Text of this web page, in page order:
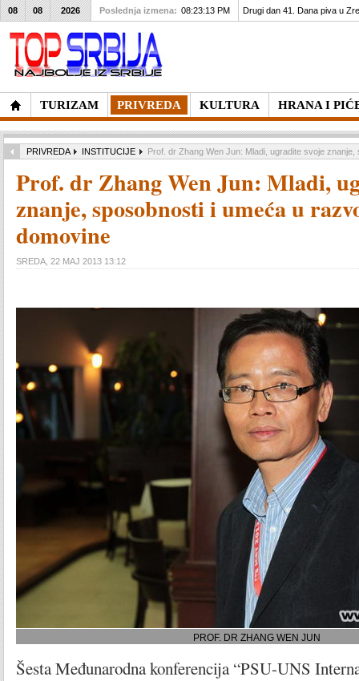
TURIZAM PRIVREDA KULTURA HRANA I
08 08 2026 Poslednja izmena: 08:23:13 PM Drugi dan 41. Dana piva u
PRIVREDA INSTITUCIJE Prof. dr Zhang Wen Jun: Mladi, ugradite svoje
Prof. dr Zhang Wen Jun: Mladi,
znanje, sposobnosti i umeća u
domovine
SREDA, 22 MAJ 2013 13:12
PROF. DR ZHANG WEN JUN
Šesta Međunarodna konferencija “PSU-UNS